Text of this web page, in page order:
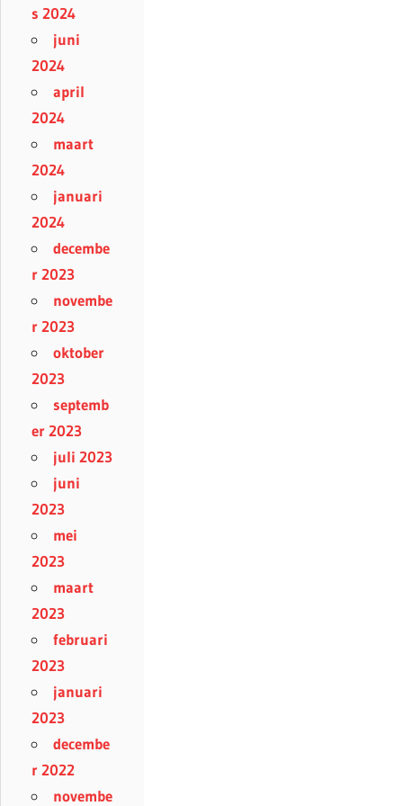
s 2024
juni
2024
april
2024
maart
2024
januari
2024
decembe
r 2023
novembe
r 2023
oktober
2023
septemb
er 2023
juli 2023
juni
2023
mei
2023
maart
2023
februari
2023
januari
2023
decembe
r 2022
novembe